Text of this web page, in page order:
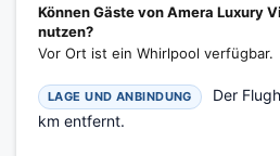
Können Gäste von Amera Luxury
nutzen?
Vor Ort ist ein Whirlpool verfügbar.
LAGE UND ANBINDUNG
Der
km entfernt.